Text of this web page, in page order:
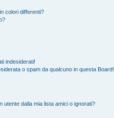
colori differenti?
indesiderati!
o spam da qualcuno in questa Board!
dalla mia lista amici o ignorati?